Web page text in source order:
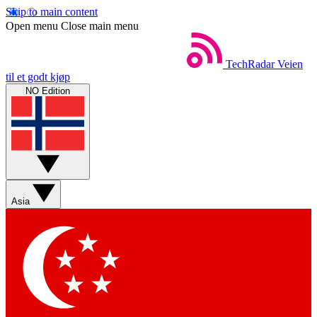
Skip to main content
Open menu Close main menu
TechRadar Veien
til et godt kjøp
NO Edition
Asia